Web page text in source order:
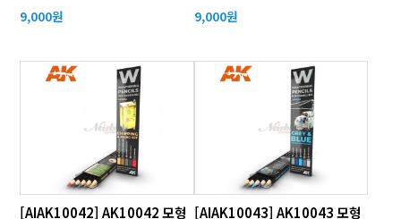
9,000원 9,000원
[AIAK10042] AK10042 모형 [AIAK10043] AK10043 모형